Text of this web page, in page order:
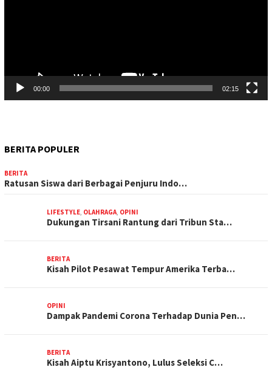
00:00 02:15
BERITA POPULER
BERITA
Ratusan Siswa dari Berbagai Penjuru Indo…
LIFESTYLE, OLAHRAGA, OPINI
Dukungan Tirsani Rantung dari Tribun Sta…
BERITA
Kisah Pilot Pesawat Tempur Amerika Terba…
OPINI
Dampak Pandemi Corona Terhadap Dunia Pen…
BERITA
Kisah Aiptu Krisyantono, Lulus Seleksi C…